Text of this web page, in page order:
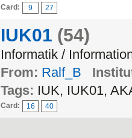
Card: 9 27
IUK01 (54)
Informatik /
From: Ralf_B
Tags: IUK, IUK01,
Card: 16 40